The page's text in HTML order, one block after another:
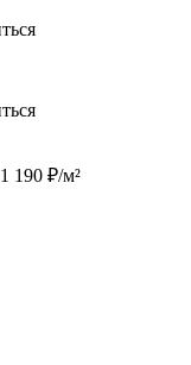
1 190 ₽/м²